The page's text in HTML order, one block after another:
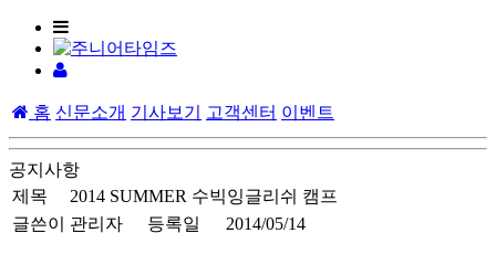
홈 신문소개 기사보기 고객센터 이벤트
공지사항
제목
2014 SUMMER 수빅잉글리쉬 캠프
글쓴이
관리자 등록일 2014/05/14